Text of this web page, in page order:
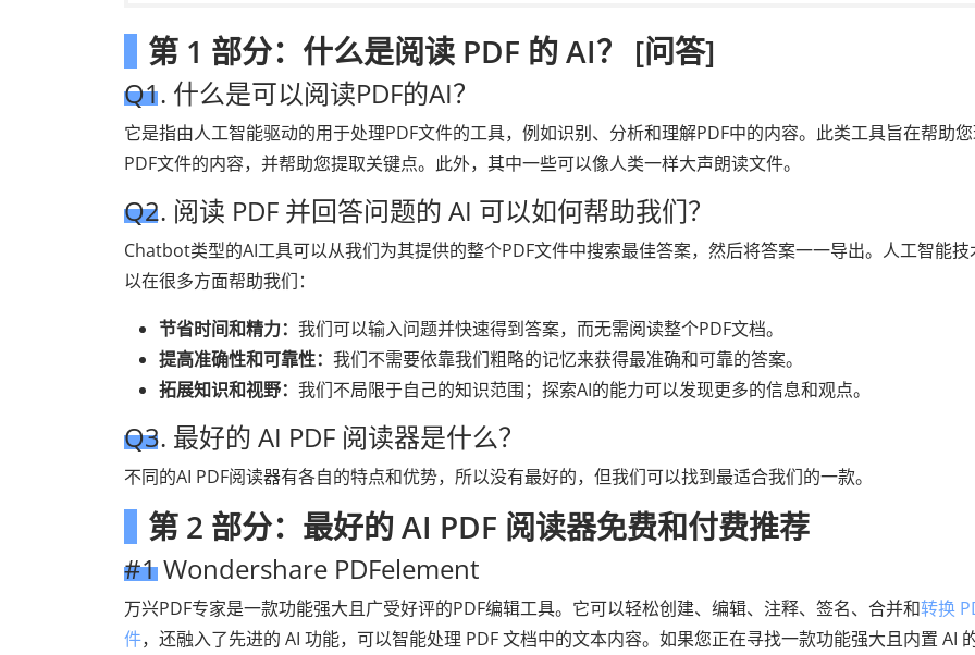
第 1 部分：什么是阅读 PDF 的 AI？ [问答]
Q1. 什么是可以阅读PDF的AI？
它是指由人工智能驱动的用于处理PDF文件的工具，例如识别、分析和理解PDF中的内容。此类工具旨在帮助
PDF文件的内容，并帮助您提取关键点。此外，其中一些可以像人类一样大声朗读文件。
Q2. 阅读 PDF 并回答问题的 AI 可以如何帮助我们？
Chatbot类型的AI工具可以从我们为其提供的整个PDF文件中搜索最佳答案，然后将答案一一导出。人工智能技
以在很多方面帮助我们：
节省时间和精力： 我们可以输入问题并快速得到答案，而无需阅读整个PDF文档。
提高准确性和可靠性： 我们不需要依靠我们粗略的记忆来获得最准确和可靠的答案。
拓展知识和视野： 我们不局限于自己的知识范围；探索AI的能力可以发现更多的信息和观点。
Q3. 最好的 AI PDF 阅读器是什么？
不同的AI PDF阅读器有各自的特点和优势，所以没有最好的，但我们可以找到最适合我们的一款。
第 2 部分：最好的 AI PDF 阅读器免费和付费推荐
#1 Wondershare PDFelement
万兴PDF专家是一款功能强大且广受好评的PDF编辑工具。它可以轻松创建、编辑、注释、签名、合并和转换
件，还融入了先进的 AI 功能，可以智能处理 PDF 文档中的文本内容。如果您正在寻找一款功能强大且内置 AI